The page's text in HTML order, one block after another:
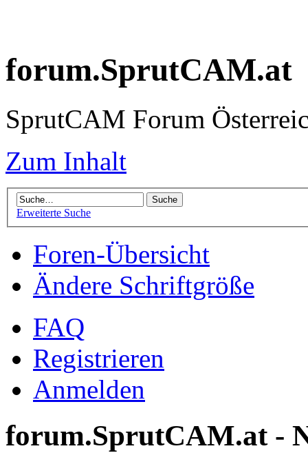
forum.SprutCAM.at
SprutCAM Forum
Zum Inhalt
Erweiterte Suche
Foren-Übersicht
Ändere Schriftgröße
FAQ
Registrieren
Anmelden
forum.SprutCAM.at -